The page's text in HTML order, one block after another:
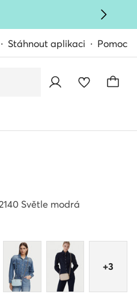
Stáhnout aplikaci Pomoc
Světle modrá
+3